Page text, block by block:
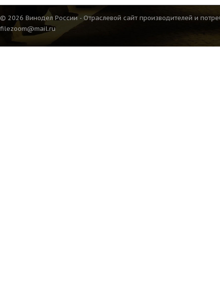
© 2026 Винодел России - Отраслевой сайт производителей и
filezoom@mail.ru